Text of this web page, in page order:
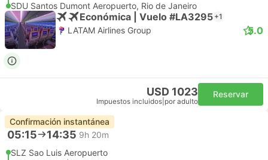
SDU Santos Dumont Aeropuerto, Rio de Janeiro
Económica | Vuelo #LA3295 +1
LATAM Airlines Group 5.0
USD 1023
Impuestos incluidos por adulto
Reservar
Confirmación instantánea
05:15 14:35 9h 20m
SLZ Sao Luis Aeropuerto